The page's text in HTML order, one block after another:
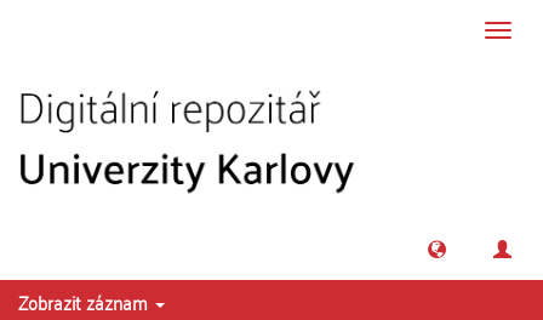
Zobrazit záznam